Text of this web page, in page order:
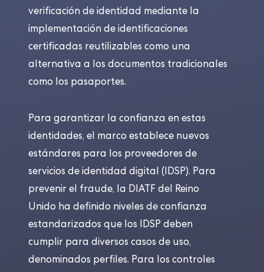
verificación de identidad mediante la
implementación de identificaciones
certificadas reutilizables como una
alternativa a los documentos tradicionales
como los pasaportes.
Para garantizar la confianza en estas
identidades, el marco establece nuevos
estándares para los proveedores de
servicios de identidad digital (IDSP). Para
prevenir el fraude, la DIATF del Reino
Unido ha definido niveles de confianza
estandarizados que los IDSP deben
cumplir para diversos casos de uso,
denominados perfiles. Para los controles